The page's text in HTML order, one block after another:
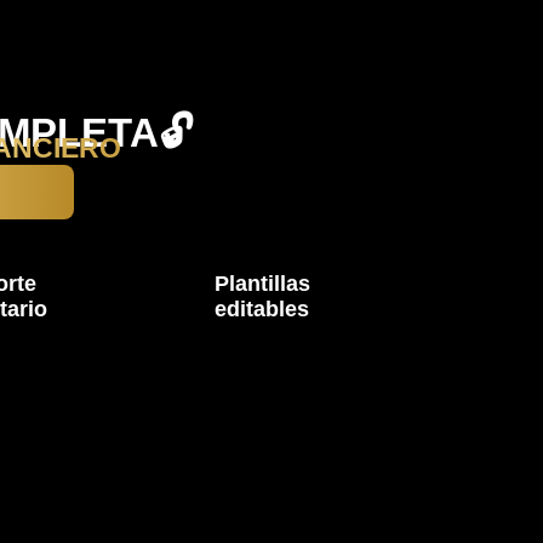
Plantillas
editables